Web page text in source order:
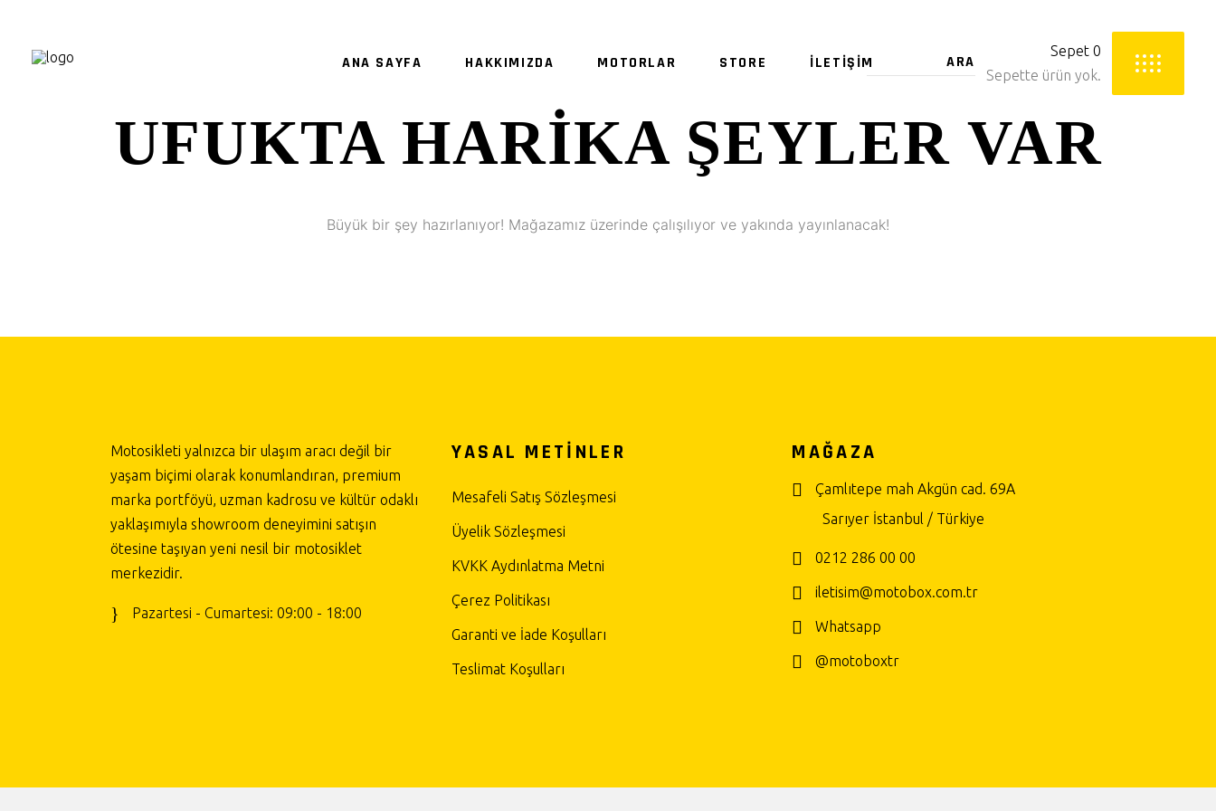
ANA SAYFA HAKKIMIZDA MOTORLAR STORE İLETIŞIM
Sepet 0
Sepette ürün yok.
UFUKTA HARIKA ŞEYLER VAR
Büyük bir şey hazırlanıyor! Mağazamız üzerinde çalışılıyor ve yakında yayınlanacak!
Motosikleti yalnızca bir ulaşım aracı değil bir
yaşam biçimi olarak konumlandıran, premium
marka portföyü, uzman kadrosu ve kültür odaklı
yaklaşımıyla showroom deneyimini satışın
ötesine taşıyan yeni nesil bir motosiklet
merkezidir.
Pazartesi - Cumartesi: 09:00 - 18:00
YASAL METİNLER
Mesafeli Satış Sözleşmesi
Üyelik Sözleşmesi
KVKK Aydınlatma Metni
Çerez Politikası
Garanti ve İade Koşulları
Teslimat Koşulları
MAĞAZA
Çamlıtepe mah Akgün cad. 69A
Sarıyer İstanbul / Türkiye
0212 286 00 00
iletisim@motobox.com.tr
Whatsapp
@motoboxtr